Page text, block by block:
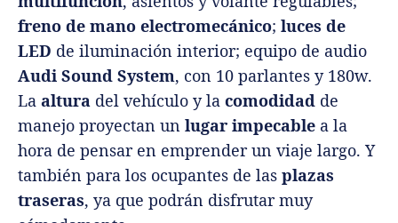
freno de mano electromecánico; luces de
LED de iluminación interior; equipo de audio
Audi Sound System, con 10 parlantes y 180w.
La altura del vehículo y la comodidad de
manejo proyectan un lugar impecable a la
hora de pensar en emprender un viaje largo. Y
también para los ocupantes de las plazas
traseras, ya que podrán disfrutar muy